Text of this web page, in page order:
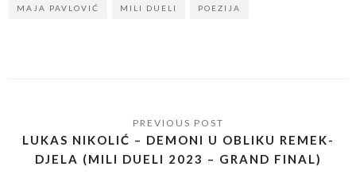
MAJA PAVLOVIĆ MILI DUELI POEZIJA
LUKAS NIKOLIĆ – DEMONI U OBLIKU REMEK-
DJELA (MILI DUELI 2023 – GRAND FINAL)